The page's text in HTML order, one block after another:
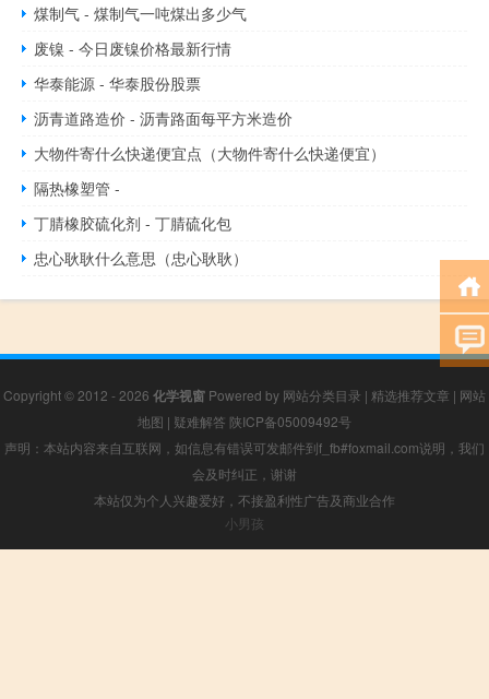
煤制气 - 煤制气一吨煤出多少气
废镍 - 今日废镍价格最新行情
华泰能源 - 华泰股份股票
沥青道路造价 - 沥青路面每平方米造价
大物件寄什么快递便宜点（大物件寄什么快递便宜）
隔热橡塑管 -
丁腈橡胶硫化剂 - 丁腈硫化包
忠心耿耿什么意思（忠心耿耿）
Copyright © 2012 - 2026 化学视窗 Powered by 网站分类目录 | 精选推荐文章 | 网站
地图 | 疑难解答 陕ICP备05009492号
声明：本站内容来自互联网，如信息有错误可发邮件到f_fb#foxmail.com说明，我们
会及时纠正，谢谢
本站仅为个人兴趣爱好，不接盈利性广告及商业合作
小男孩